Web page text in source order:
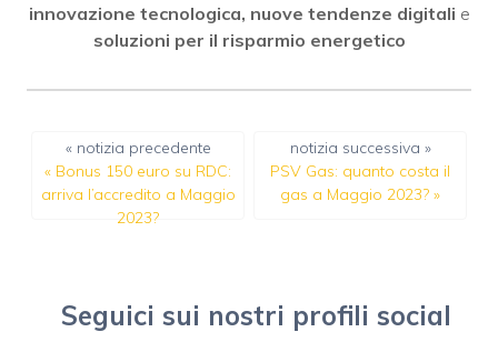
innovazione tecnologica, nuove tendenze digitali e
soluzioni per il risparmio energetico
« notizia precedente
« Bonus 150 euro su RDC:
arriva l’accredito a Maggio
2023?
notizia successiva »
PSV Gas: quanto costa il
gas a Maggio 2023? »
Seguici sui nostri profili social